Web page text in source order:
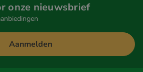
onze nieuwsbrief
Aanmelden